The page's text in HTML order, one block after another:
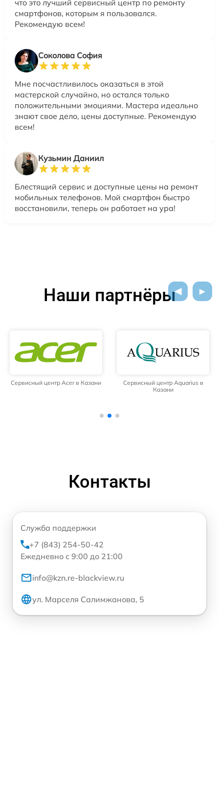
что это лучший сервисный центр по ремонту
смартфонов, которым я пользовался.
Рекомендую всем!
Соколова София
Мне посчастливилось оказаться в этой
мастерской случайно, но остался только
положительными эмоциями. Мастера идеально
знают свое дело, цены доступные. Рекомендую
всем!
Кузьмин Даниил
Блестящий сервис и доступные цены на ремонт
мобильных телефонов. Мой смартфон быстро
восстановили, теперь он работает на ура!
Наши партнёры
Сервисный центр Acer в Казани
Сервисный центр Aquarius в
Казани
Контакты
Служба поддержки
+7 (843) 254-50-42
Ежедневно с 9:00 до 21:00
info@kzn.re-blackview.ru
ул. Марселя Салимжанова, 5